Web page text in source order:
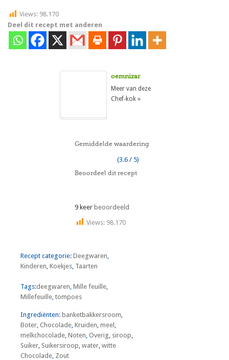
Views: 98.170
Deel dit recept met anderen
oemnizar
Meer van deze
Chef-kok »
Gemiddelde waardering
(3.6 / 5)
Beoordeel dit recept
9 keer beoordeeld
Views: 98.170
Recept categorie:Deegwaren
Kinderen ,Koekjes Taarten
Tags:deegwaren ,Mille feuille
Millefeuille ,tompoes
Ingrediënten: banketbakkersroom
Boter ,Chocolade ,Kruiden ,meel
melkchocolade ,Noten Overig siroop
Suiker Suikersiroop ,water ,witte
Chocolade Zout